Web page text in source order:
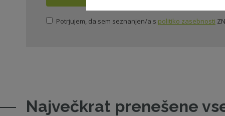
Potrjujem, da sem seznanjen/a s politiko zasebnosti
Največkrat prenešene